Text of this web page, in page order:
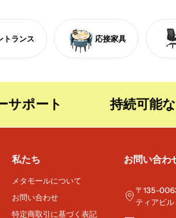
トランス 応接家具
ポート 持続可能な
私たち
メタモールについて
お問い合わせ
特定商取引に基づく表記
お問い合わ
〒135-
ティアビル